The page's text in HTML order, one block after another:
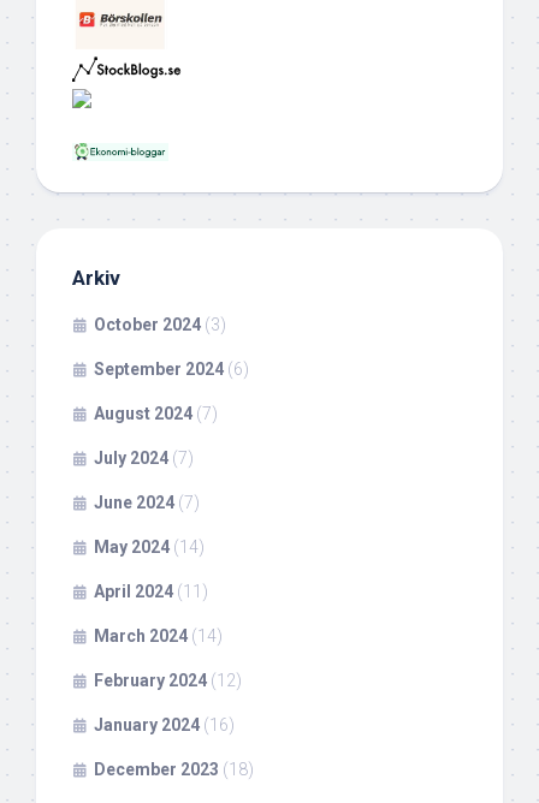
Arkiv
October 2024 (3)
September 2024 (6)
August 2024 (7)
July 2024 (7)
June 2024 (7)
May 2024 (14)
April 2024 (11)
March 2024 (14)
February 2024 (12)
January 2024 (16)
December 2023 (18)